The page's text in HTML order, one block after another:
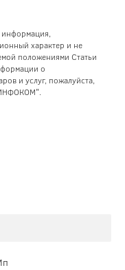
характер и не
положениями Статьи
о
и услуг, пожалуйста,